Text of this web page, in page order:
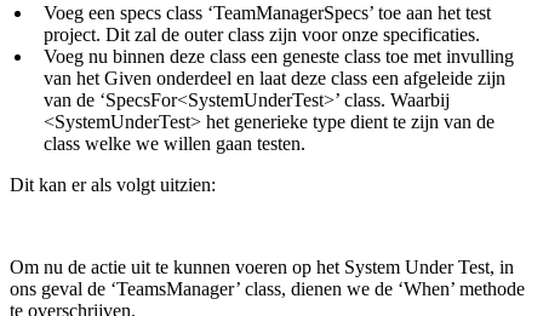
Voeg een specs class ‘TeamManagerSpecs’ toe aan het test
project. Dit zal de outer class zijn voor onze specificaties.
Voeg nu binnen deze class een geneste class toe met invulling
van het Given onderdeel en laat deze class een afgeleide zijn
van de ‘SpecsFor<SystemUnderTest>’ class. Waarbij
<SystemUnderTest> het generieke type dient te zijn van de
class welke we willen gaan testen.
Dit kan er als volgt uitzien:
Om nu de actie uit te kunnen voeren op het System Under Test, in
ons geval de ‘TeamsManager’ class, dienen we de ‘When’ methode
te overschrijven.